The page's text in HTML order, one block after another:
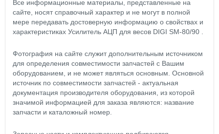
Все информационные материалы, представленные на
сайте, носят справочный характер и не могут в полной
мере передавать достоверную информацию о свойствах и
характеристиках Усилитель АЦП для весов DIGI SM-80/90 .
Фотография на сайте служит дополнительным источником
для определения совместимости запчастей с Вашим
оборудованием, и не может являться основным. Основной
источник по совместимости запчастей - актуальная
документация производителя оборудования, из которой
значимой информацией для заказа являются: название
запчасти и каталожный номер.